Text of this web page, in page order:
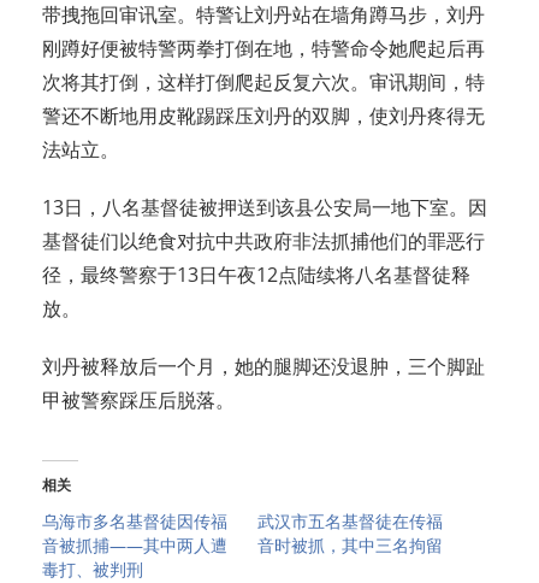
带拽拖回审讯室。特警让刘丹站在墙角蹲马步，刘丹
刚蹲好便被特警两拳打倒在地，特警命令她爬起后再
次将其打倒，这样打倒爬起反复六次。审讯期间，特
警还不断地用皮靴踢踩压刘丹的双脚，使刘丹疼得无
法站立。
13日，八名基督徒被押送到该县公安局一地下室。因
基督徒们以绝食对抗中共政府非法抓捕他们的罪恶行
径，最终警察于13日午夜12点陆续将八名基督徒释
放。
刘丹被释放后一个月，她的腿脚还没退肿，三个脚趾
甲被警察踩压后脱落。
相关
乌海市多名基督徒因传福
音被抓捕——其中两人遭
毒打、被判刑
武汉市五名基督徒在传福
音时被抓，其中三名拘留